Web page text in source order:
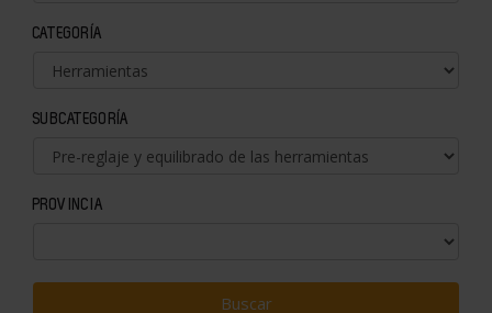
CATEGORÍA
SUBCATEGORÍA
PROVINCIA